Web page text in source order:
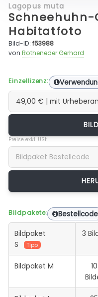
Lagopus muta
Schneehuhn-
Habitatfoto
Bild-ID:f53988
vonRotheneder Gerhard
Einzellizenz:
Preise exkl. USt.
Bildpakete: Bestellcode
Bildpaket
S
Tipp
3
Bildpaket M
10